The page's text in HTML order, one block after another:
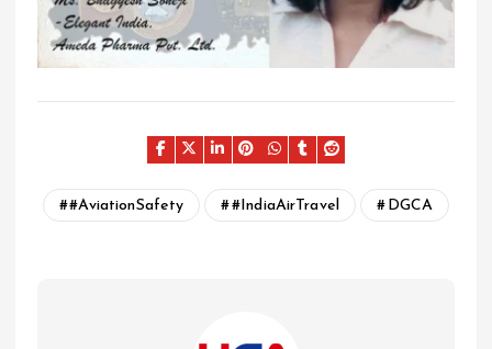
#AviationSafety #IndiaAirTravel DGCA